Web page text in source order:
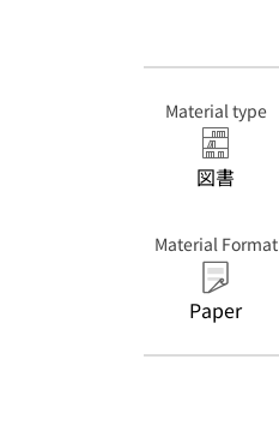
Material type
図書
Material Format
Paper